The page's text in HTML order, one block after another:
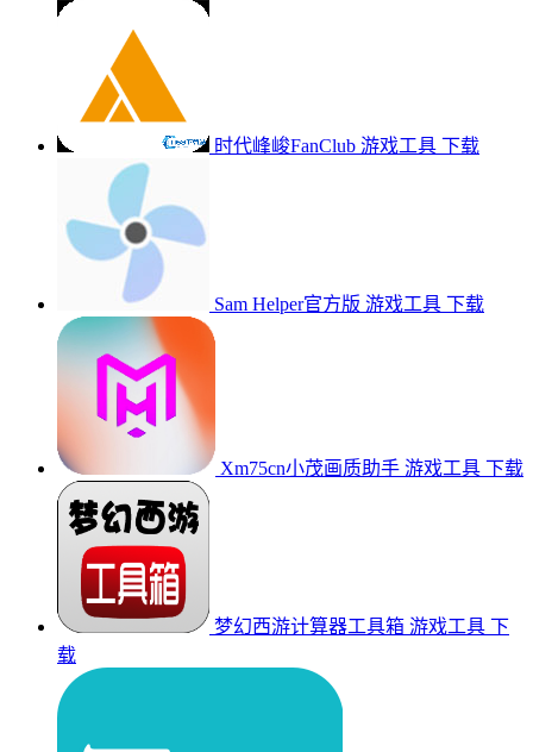
时代峰峻FanClub 游戏工具 下载
Sam Helper官方版 游戏工具 下载
Xm75cn小茂画质助手 游戏工具 下载
梦幻西游计算器工具箱 游戏工具 下
载